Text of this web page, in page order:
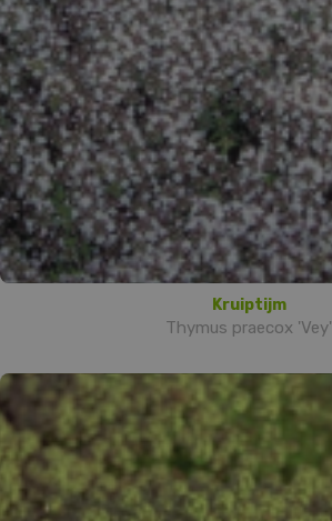
Kruiptijm
Thymus praecox 'Vey'